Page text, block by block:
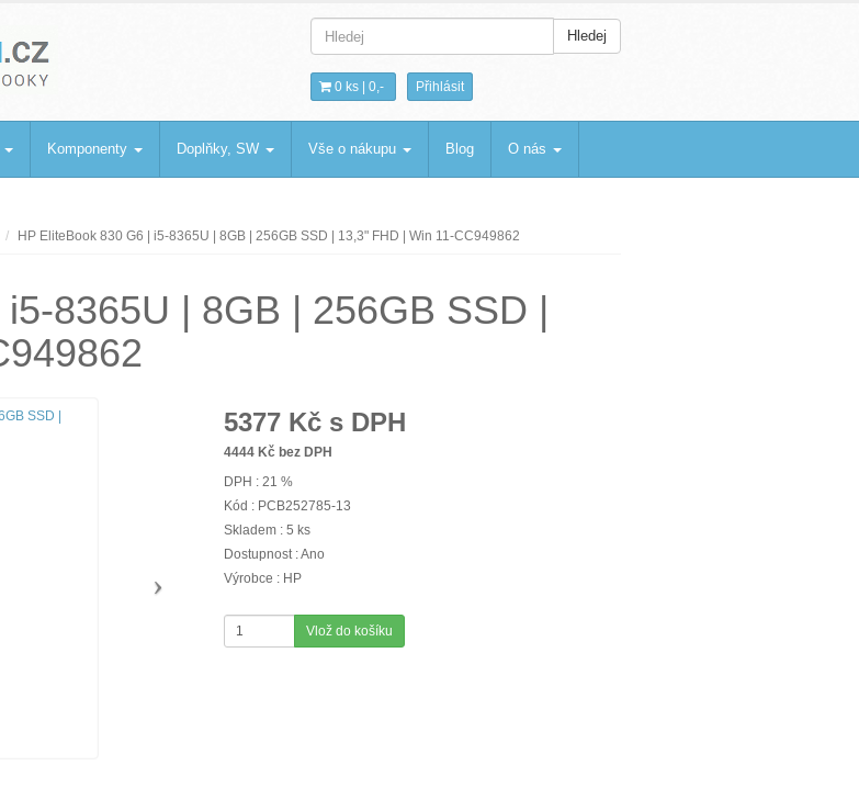
Hledej
0 ks | 0,- Přihlásit
Komponenty Doplňky, SW Vše o nákupu Blog O nás
HP EliteBook 830 G6 | i5-8365U | 8GB | 256GB SSD | 13,3" FHD | Win 11-CC949862
8365U | 8GB | 256GB SSD |
5377 Kč s DPH
4444 Kč bez DPH
DPH : 21 %
Kód : PCB252785-13
Skladem : 5 ks
Dostupnost : Ano
Výrobce : HP
Vlož do košíku